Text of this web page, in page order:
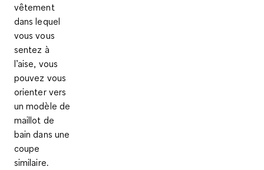
vêtement
dans lequel
vous vous
sentez à
l’aise, vous
pouvez vous
orienter vers
un modèle de
maillot de
bain dans une
coupe
similaire.